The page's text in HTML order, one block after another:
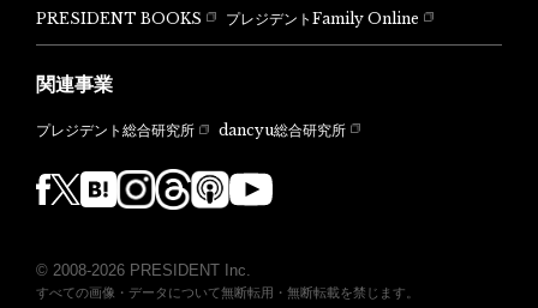
PRESIDENT BOOKS
プレジデントFamily Online
関連事業
プレジデント総合研究所 dancyu総合研究所
© 2008-2026 PRESIDENT Inc.
すべての画像・データについて無断転用・無断転載を禁じます。